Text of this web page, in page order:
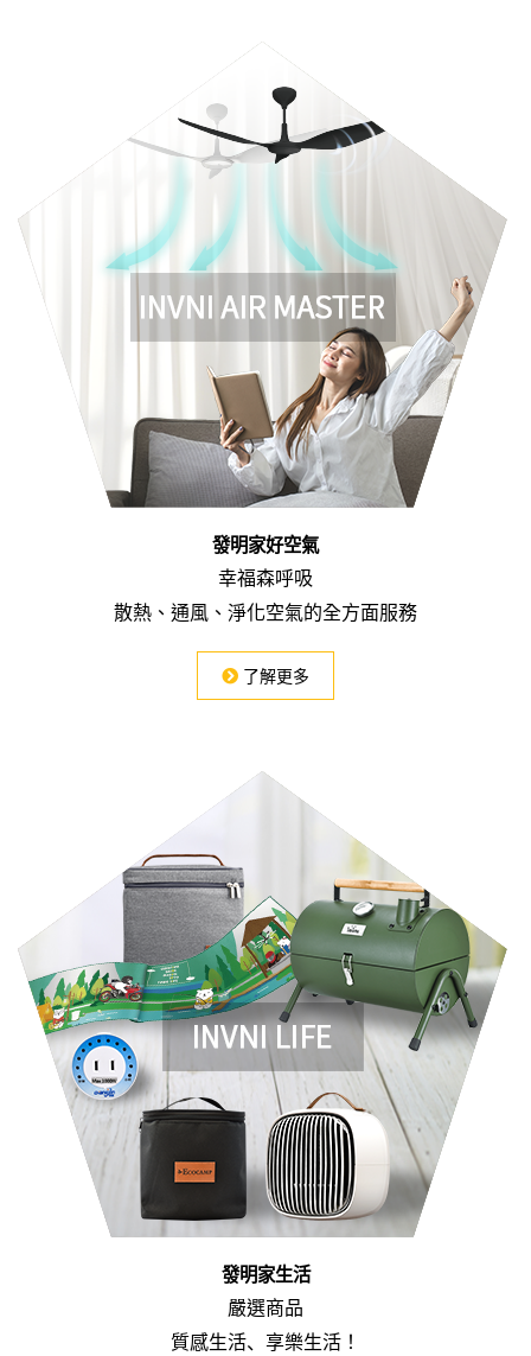
發明家好空氣
幸福森呼吸
散熱、通風、淨化空氣的全方面服務
了解更多
發明家生活
嚴選商品
質感生活、 享樂生活！